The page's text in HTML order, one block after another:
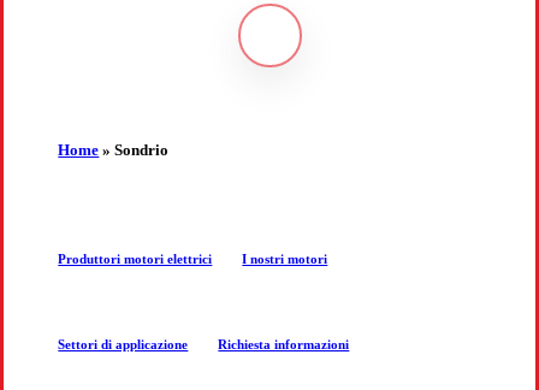
Navigate
section
Home »Sondrio
Produttori motori elettrici I nostri motori
Settori di applicazione Richiesta informazioni